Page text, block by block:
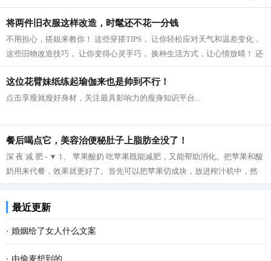
模特身高159CM 165cm半熟女生的轻熟小性...
将两件旧衣服这样改造，时髦还不花一分钱
不用担心，搭姐来教你！ 这些穿搭TIPS， 让你轻松应对天气和温差变化，
这些旧物改造技巧， 让你变得心灵手巧， 换种生活方式，让心情放晴！ 还
等什么，快点学起来吧！ 针织衫 风...
这位花臂妹纸练起瑜伽来也是帅到不行！
点击享瘦就瘦好身材，关注最具影响力的瘦身知识平台...
餐后喝点它，美容治便秘肚子上脂肪全没了！
深 夜 减 肥 - ▼ 1、 苹果酸奶 吃苹果既能减肥，又能帮助消化。把苹果和酸
奶用来代餐，效果就更好了。首先可以把苹果切成块，放进榨汁机中，然
后再把榨好的苹果汁与酸奶拌在一起...
最近更新
· 婚姻给了女人什么文案
· 由偷麦想到的